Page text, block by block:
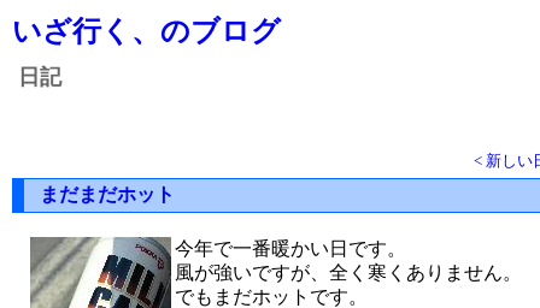
いざ行く、のブログ
日記
< 新しい
まだまだホット
今年で一番暖かい日です。
風が強いですが、全く寒くありません。
でもまだホットです。